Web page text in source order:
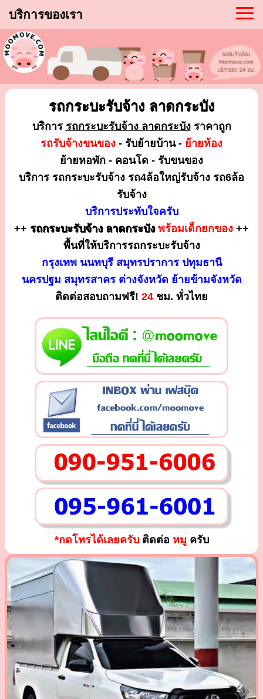
บริการของเรา
รถกระบะรับจ้าง ลาดกระบัง
บริการ รถกระบะรับจ้าง ลาดกระบังราคาถูก
รถรับจ้างขนของ - รับย้ายบ้าน - ย้ายห้อง
ย้ายหอพัก - คอนโด - รับขนของ
บริการ รถกระบะรับจ้าง รถ4ล้อใหญ่รับจ้าง รถ6ล้อ
รับจ้าง
บริการประทับใจครับ
++ รถกระบะรับจ้าง ลาดกระบัง พร้อมเด็กยกของ ++
พื้นที่ให้บริการรถกระบะรับจ้าง
กรุงเทพ นนทบุรี สมุทรปราการ ปทุมธานี
นครปฐม สมุทรสาคร ต่างจังหวัด ย้ายข้ามจังหวัด
ติดต่อสอบถามฟรี! 24 ชม. ทั่วไทย
*กดโทรได้เลยครับติดต่อ หมู ครับ